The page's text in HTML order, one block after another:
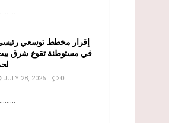
إقرار مخطط توسعي
في مستوطنة تقوع شرق
JULY 28, 2026 0